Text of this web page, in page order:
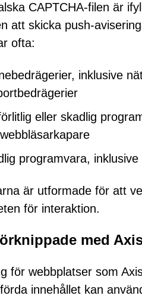
CAPTCHA-filen är
att skicka push-
ofta:
inklusive
eller skadlig
programvara,
är utformade för att
för interaktion.
med
för webbplatser som
innehållet kan